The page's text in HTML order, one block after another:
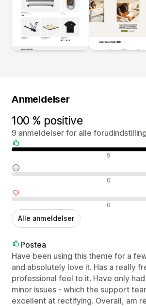
Anmeldelser
100 % positive
9 anmeldelser for alle
Positive anmeldelser 9
Neutrale anmeldelser 0
Negative anmeldelser 0
Alle anmeldelser
Postea
Have been using this theme for a
and absolutely love it. Has a really
professional feel to it. Have only
minor issues - which the support
excellent at rectifying. Overall, am